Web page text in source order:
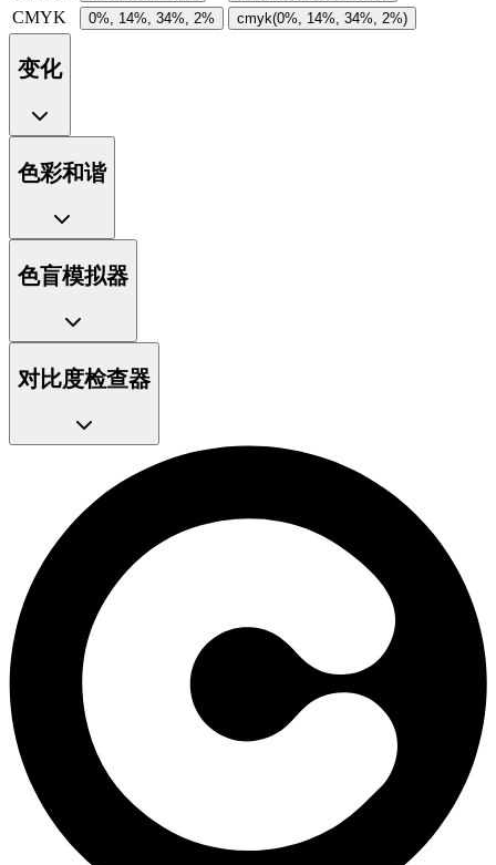
CMYK 0%, 14%, 34%, 2% cmyk(0%, 14%, 34%, 2%)
变化
色彩和谐
色盲模拟器
对比度检查器